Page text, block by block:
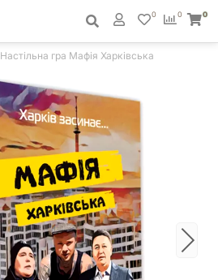
0
0 0
Настільна гра Мафія Харківська